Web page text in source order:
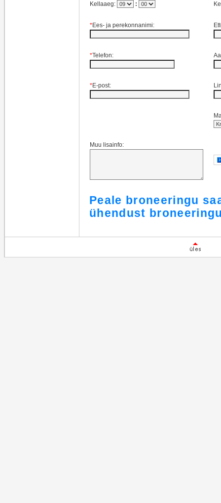
Kellaaeg: :
*Ees- ja perekonnanimi:
*Telefon:
*E-post:
Muu lisainfo:
Peale broneeringu
ühendust